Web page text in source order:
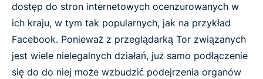
dostęp do stron internetowych ocenzurowanych w
ich kraju, w tym tak popularnych, jak na przykład
Facebook. Ponieważ z przeglądarką Tor związanych
jest wiele nielegalnych działań, już samo podłączenie
się do do niej może wzbudzić podejrzenia organów